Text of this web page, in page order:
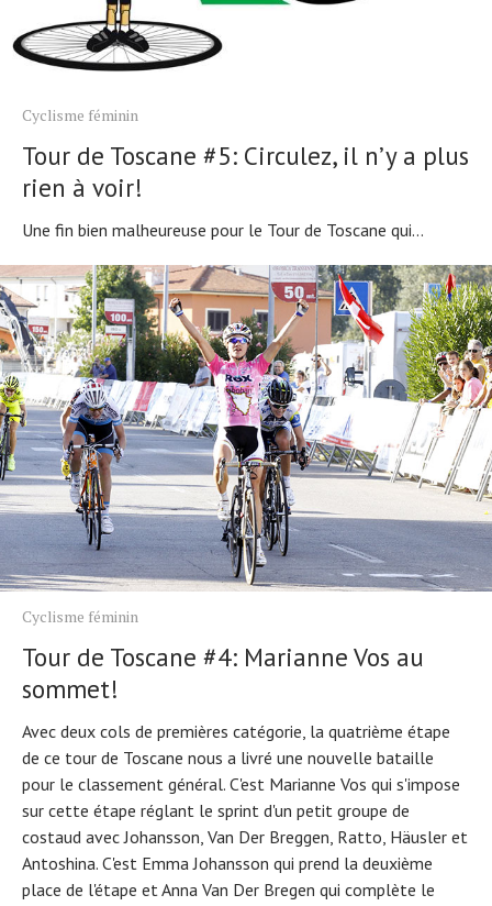
Cyclisme féminin
Tour de Toscane #5: Circulez, il n’y a plus
rien à voir!
Une fin bien malheureuse pour le Tour de Toscane qui...
Cyclisme féminin
Tour de Toscane #4: Marianne Vos au
sommet!
Avec deux cols de premières catégorie, la quatrième étape
de ce tour de Toscane nous a livré une nouvelle bataille
pour le classement général. C'est Marianne Vos qui s'impose
sur cette étape réglant le sprint d'un petit groupe de
costaud avec Johansson, Van Der Breggen, Ratto, Häusler et
Antoshina. C'est Emma Johansson qui prend la deuxième
place de l'étape et Anna Van Der Bregen qui complète le